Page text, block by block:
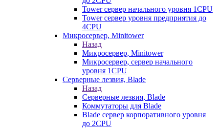
Tower сервер начального уровня 1CPU
Tower сервер уровня предприятия до
4CPU
Микросервер, Minitower
Назад
Микросервер, Minitower
Микросервер, сервер начального
уровня 1CPU
Серверные лезвия, Blade
Назад
Серверные лезвия, Blade
Коммутаторы для Blade
Blade сервер корпоративного уровня
до 2CPU